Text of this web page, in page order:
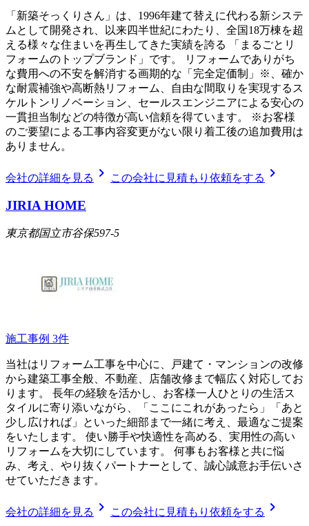
「新築そっくりさん」は、1996年建て替えに代わる新システ
ムとして開発され、以来四半世紀にわたり、全国18万棟を超
える様々な住まいを再生してきた実績を誇る 「まるごとリ
フォームのトップブランド」です。 リフォームでありがち
な費用への不安を解消する画期的な「完全定価制」※、確か
な耐震補強や高断熱リフォーム、自由な間取りを実現するス
ケルトンリノベーション、セールスエンジニアによる安心の
一貫担当制などの特徴が高い信頼を得ています。 ※お客様
のご要望による工事内容変更がない限り着工後の追加費用は
ありません。
会社の詳細を見る chevron_right この会社に見積もり依頼をする chevron_right
JIRIA HOME
東京都国立市谷保597-5
施工事例 3件
当社はリフォーム工事を中心に、戸建て・マンションの改修
から建築工事全般、不動産、店舗改修まで幅広く対応してお
ります。 長年の経験を活かし、お客様一人ひとりの生活ス
タイルに寄り添いながら、「ここにこれがあったら」「あと
少し広ければ」といった細部まで一緒に考え、最適なご提案
をいたします。 使い勝手や快適性を高める、実用性の高い
リフォームを大切にしています。 何事もお客様と共に悩
み、考え、やり抜くパートナーとして、誠心誠意お手伝いさ
せていただきます。
会社の詳細を見る chevron_right この会社に見積もり依頼をする chevron_right